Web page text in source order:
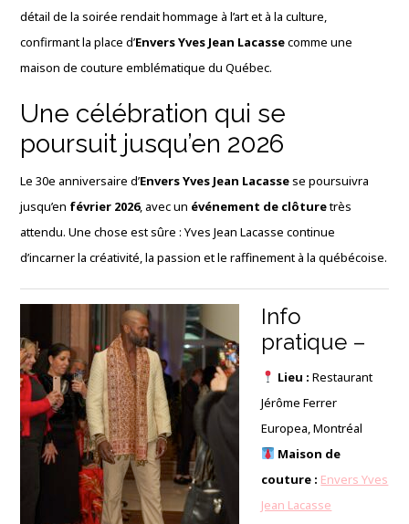
détail de la soirée rendait hommage à l’art et à la culture,
confirmant la place d’Envers Yves Jean Lacassecomme une
maison de couture emblématique du Québec.
Une célébration qui se
poursuit jusqu’en 2026
Le 30e anniversaire d’Envers Yves Jean Lacassese poursuivra
jusqu’en février 2026, avec un événement de clôturetrès
attendu. Une chose est sûre : Yves Jean Lacasse continue
d’incarner la créativité, la passion et le raffinement à la québécoise.
Info
pratique –
Lieu : Restaurant
Jérôme Ferrer
Europea, Montréal
Maison de
couture : Envers Yves
Jean Lacasse